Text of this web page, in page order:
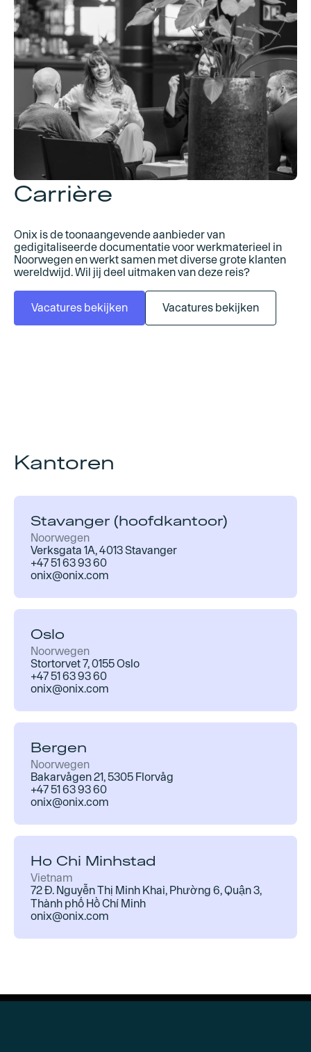
Carrière
Onix is de toonaangevende aanbieder van
gedigitaliseerde documentatie voor werkmaterieel in
Noorwegen en werkt samen met diverse grote klanten
wereldwijd. Wil jij deel uitmaken van deze reis?
Vacatures bekijken Vacatures bekijken
Kantoren
Stavanger (hoofdkantoor)
Noorwegen
Verksgata 1A, 4013 Stavanger
+47 51 63 93 60
onix@onix.com
Oslo
Noorwegen
Stortorvet 7, 0155 Oslo
+47 51 63 93 60
onix@onix.com
Bergen
Noorwegen
Bakarvågen 21, 5305 Florvåg
+47 51 63 93 60
onix@onix.com
Ho Chi Minhstad
Vietnam
72 Đ. Nguyễn Thị Minh Khai, Phường 6, Quận 3,
Thành phố Hồ Chí Minh
onix@onix.com